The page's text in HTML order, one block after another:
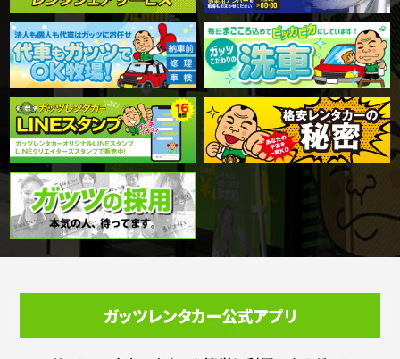
ガッツレンタカー公式アプリ